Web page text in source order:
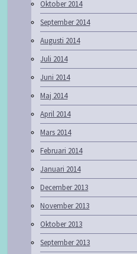
Oktober 2014
September 2014
Augusti 2014
Juli 2014
Juni 2014
Maj 2014
April 2014
Mars 2014
Februari 2014
Januari 2014
December 2013
November 2013
Oktober 2013
September 2013